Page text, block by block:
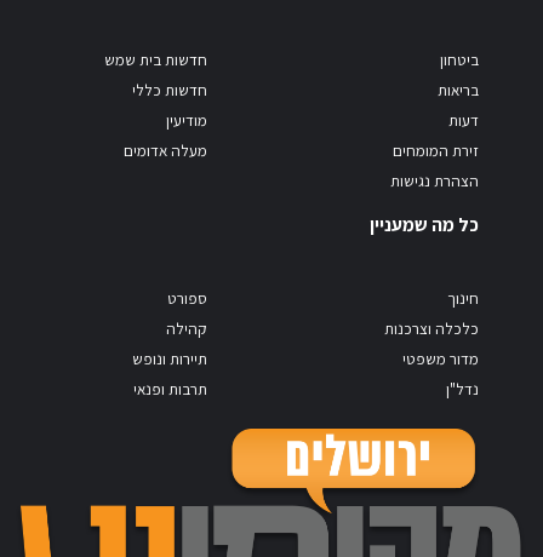
ביטחון
בריאות
דעות
זירת המומחים
הצהרת נגישות
חדשות בית שמש
חדשות כללי
מודיעין
מעלה אדומים
כל מה שמעניין
חינוך
כלכלה וצרכנות
מדור משפטי
נדל"ן
ספורט
קהילה
תיירות ונופש
תרבות ופנאי